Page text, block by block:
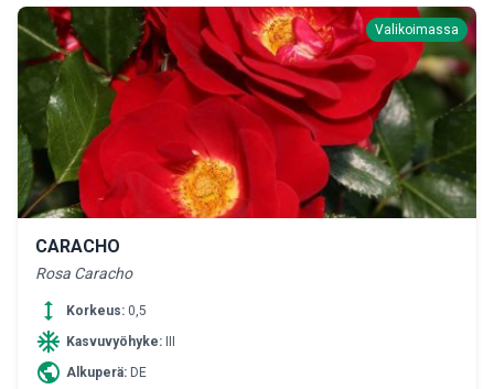
Valikoimassa
CARACHO
Rosa Caracho
height Korkeus: 0,5
ac_unit Kasvuvyöhyke:
public Alkuperä: DE